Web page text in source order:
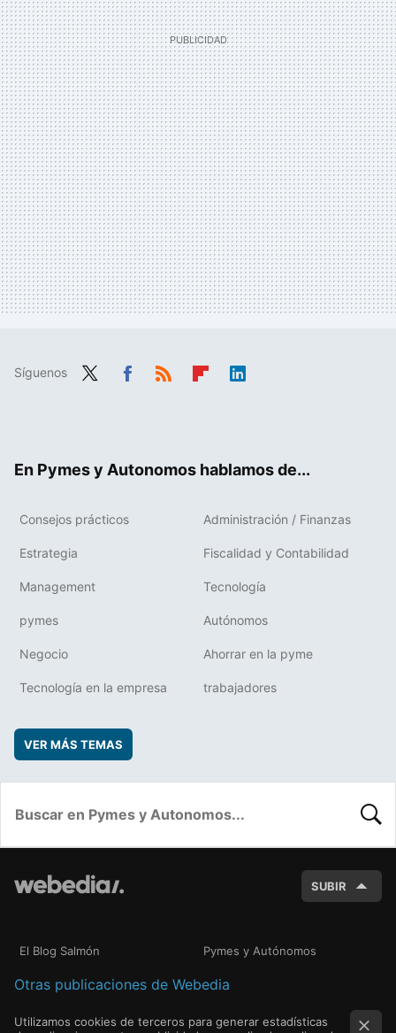
Síguenos
En Pymes y Autonomos hablamos de...
Consejos prácticos Administración / Finanzas
Estrategia Fiscalidad y Contabilidad
Management Tecnología
pymes Autónomos
Negocio Ahorrar en la pyme
Tecnología en la empresa trabajadores
VER MÁS TEMAS
SUBIR
El Blog Salmón Pymes y Autónomos
Otras publicaciones de Webedia
Utilizamos cookies de terceros para generar estadísticas